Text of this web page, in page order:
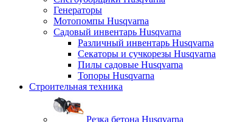
Генераторы
Мотопомпы Husqvarna
Садовый инвентарь Husqvarna
Различный инвентарь Husqvarna
Секаторы и сучкорезы Husqvarna
Пилы садовые Husqvarna
Топоры Husqvarna
Строительная техника
Резка бетона Husqvarna